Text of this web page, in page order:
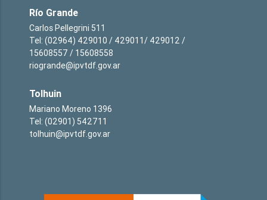
Río Grande
Carlos Pellegrini 511
Tel: (02964) 429010 / 429011/ 429012 /
15608557 / 15608558
riogrande@ipvtdf.gov.ar
Tolhuin
Mariano Moreno 1396
Tel: (02901) 542711
tolhuin@ipvtdf.gov.ar